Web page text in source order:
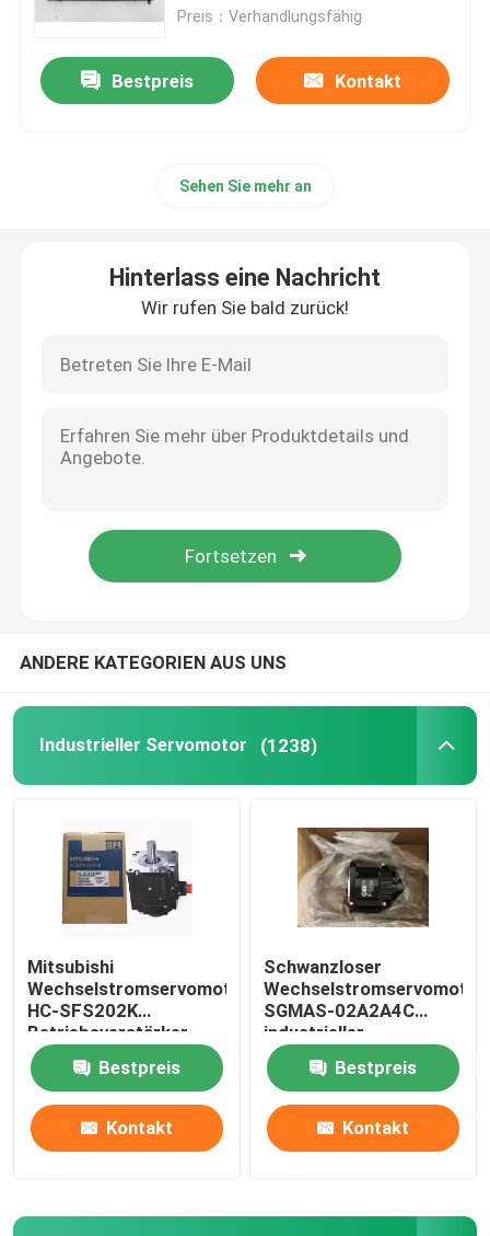
Überflüssiges Stromversorgungs-Modul
Digital ich O-Modul
Variabler Frequenzumrichter
HMI-Touch Screen
Programmierbarer Logik-Prüfer PLC
Preis：Verhandlungsfähig
Bestpreis Kontakt
Sehen Sie mehr an
Hinterlass eine Nachricht
Wir rufen Sie bald zurück!
ANDERE KATEGORIEN AUS UNS
Industrieller Servomotor (1238)
Mitsubishi
Wechselstromservomotor
HC-SFS202K
Betriebsverstärker
Industrieservomotor
Bestpreis
Kontakt
Schwanzloser
Wechselstromservomotor
SGMAS-02A2A4C
industrieller
Servomotor200w 200V
Bestpreis
Kontakt